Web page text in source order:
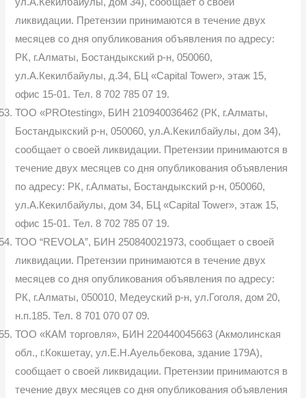
ликвидации. Претензии принимаются в течение двух
месяцев со дня опубликования объявления по адресу:
РК, г.Алматы, Бостандыкский р-н, 050060,
ул.А.Кекилбайулы, д.34, БЦ «Capital Tower», этаж 15,
офис 15-01. Тел. 8 702 785 07 19.
ТОО «PROtesting», БИН 210940036462 (РК, г.Алматы,
Бостандыкский р-н, 050060, ул.А.Кекилбайулы, дом 34),
сообщает о своей ликвидации. Претензии принимаются в
течение двух месяцев со дня опубликования объявления
по адресу: РК, г.Алматы, Бостандыкский р-н, 050060,
ул.А.Кекилбайулы, дом 34, БЦ «Capital Tower», этаж 15,
офис 15-01. Тел. 8 702 785 07 19.
ТОО “REVOLA”, БИН 250840021973, сообщает о своей
ликвидации. Претензии принимаются в течение двух
месяцев со дня опубликования объявления по адресу:
РК, г.Алматы, 050010, Медеуский р-н, ул.Гоголя, дом 20,
н.п.185. Тел. 8 701 070 07 09.
ТОО «КАМ торговля», БИН 220440045663 (Акмолинская
обл., г.Кокшетау, ул.Е.Н.Ауельбекова, здание 179А),
сообщает о своей ликвидации. Претензии принимаются в
течение двух месяцев со дня опубликования объявления